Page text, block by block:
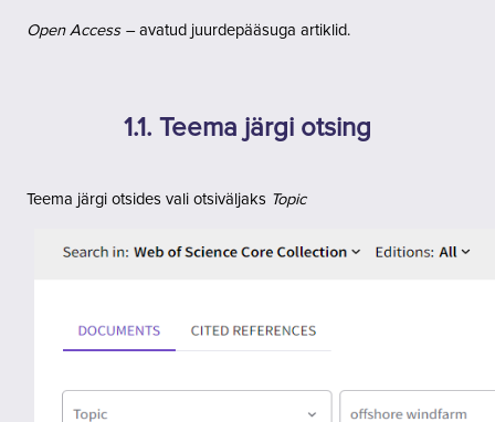
Open Access – avatud juurdepääsuga artiklid.
1.1. Teema järgi otsing
Teema järgi otsides vali otsiväljaks Topic